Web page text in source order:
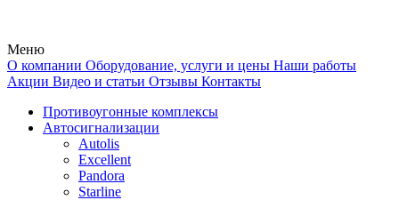
Меню
О компании Оборудование, услуги и цены Наши работы
Акции Видео и статьи Отзывы Контакты
Противоугонные комплексы
Автосигнализации
Autolis
Excellent
Pandora
Starline